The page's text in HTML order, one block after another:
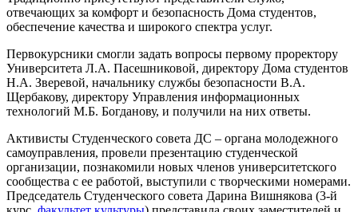
отвечающих за комфорт и безопасность Дома студентов,
обеспечение качества и широкого спектра услуг.
Первокурсники смогли задать вопросы первому проректору
Университета Л.А. Пасешниковой, директору Дома студентов
Н.А. Зверевой, начальнику службы безопасности В.А.
Щербакову, директору Управления информационных
технологий М.Б. Богданову, и получили на них ответы.
Активисты Студенческого совета ДС – органа молодежного
самоуправления, провели презентацию студенческой
организации, познакомили новых членов университетского
сообщества с ее работой, выступили с творческими номерами.
Председатель Студенческого совета Дарина Вишнякова (3-й